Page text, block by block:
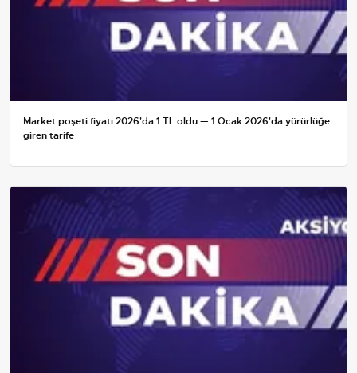
Market poşeti fiyatı 2026'da 1 TL oldu — 1 Ocak 2026'da yürürlüğe
giren tarife